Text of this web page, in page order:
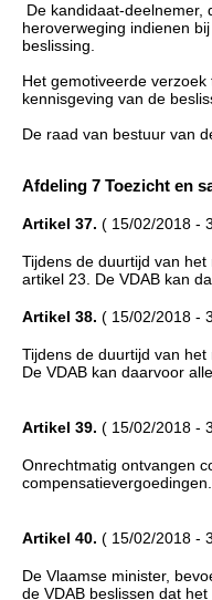
De kandidaat-
heroverweging indienen
beslissing.
Het gemotiveerde
kennisgeving van de
De raad van bestuur van
Afdeling 7 Toezicht en
Artikel 37. ( 15/02/2018 -
Tijdens de duurtijd van
artikel 23. De VDAB kan
Artikel 38. ( 15/02/2018 -
Tijdens de duurtijd van
De VDAB kan daarvoor
Artikel 39. ( 15/02/2018 -
Onrechtmatig ontvangen
compensatievergoedingen.
Artikel 40. ( 15/02/2018 -
De Vlaamse minister,
de VDAB beslissen dat